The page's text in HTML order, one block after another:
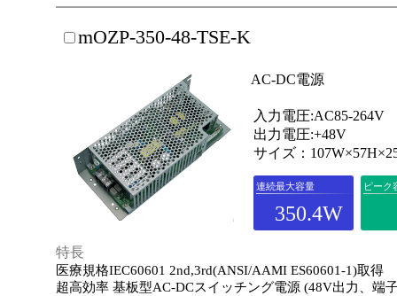
mOZP-350-48-TSE-K
AC-DC電源
入力電圧:AC85-264V
出力電圧:+48V
サイズ：
連続最大容量
350.4W
ピーク
特長
医療規格IEC60601 2nd,3rd(ANSI/AAMI ES60601-1)取得
超高効率 基板型AC-DCスイッチング電源 (48V出力、端